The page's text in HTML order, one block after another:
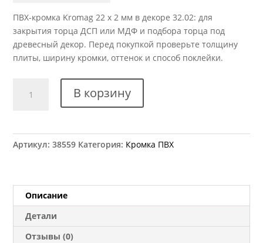
ПВХ-кромка Kromag 22 x 2 мм в декоре 32.02: для
закрытия торца ДСП или МДФ и подбора торца под
древесный декор. Перед покупкой проверьте толщину
плиты, ширину кромки, оттенок и способ поклейки.
товара
32.02
22x2
мм
В корзину
Артикул:38559 Категория: Кромка ПВХ
Описание
Детали
Отзывы (0)